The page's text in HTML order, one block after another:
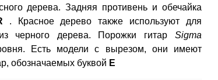
дерева. Задняя противень и обечайка
. Красное дерево также используют для
черного дерева. Порожки гитар Sigma
Есть модели с вырезом, они имеют
обозначаемых буквой Е